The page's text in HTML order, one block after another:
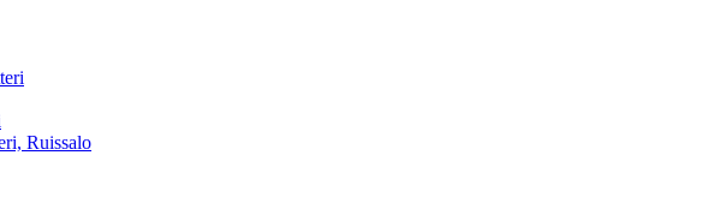
Ruissalo